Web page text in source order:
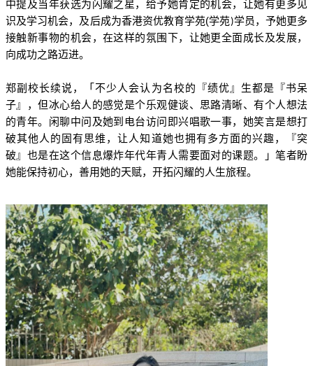
中提及当年获选为闪耀之星，给予她肯定的机会，让她有更多见
识及学习机会，及后成为香港资优教育学苑(学苑)学员，予她更多
接触新事物的机会，在这样的氛围下，让她更全面成长及发展，
向成功之路迈进。
郑副校长续说，「不少人会认为名校的『绩优』生都是『书呆
子』，但冰心给人的感觉是个乐观健谈、思路清晰、有个人想法
的青年。闲聊中问及她到电台访问即兴唱歌一事，她笑言是想打
破其他人的固有思维，让人知道她也拥有多方面的兴趣，『突
破』也是在这个信息爆炸年代年青人需要面对的课题。」笔者盼
她能保持初心，善用她的天赋，开拓闪耀的人生旅程。